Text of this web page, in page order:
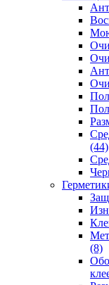
(44)
(8)